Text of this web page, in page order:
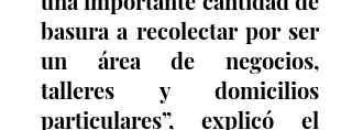
basura a recolectar por ser
un área de negocios,
talleres y domicilios
particulares”, explicó el